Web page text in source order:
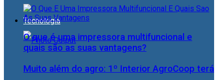
Tecnologia
Muito além do agro: 1º Interior AgroCoop terá
O que é uma impressora multifuncional e
quais são as suas vantagens?